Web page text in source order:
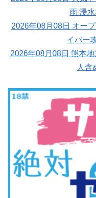
雨 浸
2026年08月08日 オー
イバー
2026年08月08日 熊本
人含